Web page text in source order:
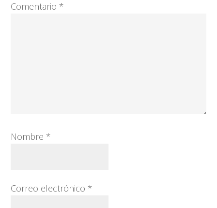
Comentario*
Nombre*
Correo electrónico*